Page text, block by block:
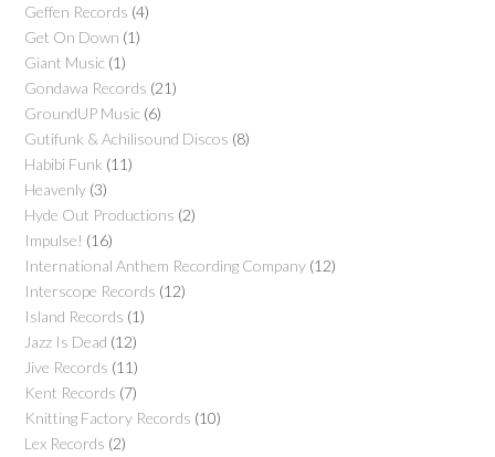
Geffen Records (4)
Get On Down (1)
Giant Music (1)
Gondawa Records (21)
GroundUP Music (6)
Gutifunk & Achilisound Discos (8)
Habibi Funk (11)
Heavenly (3)
Hyde Out Productions (2)
Impulse! (16)
International Anthem Recording Company (12)
Interscope Records (12)
Island Records (1)
Jazz Is Dead (12)
Jive Records (11)
Kent Records (7)
Knitting Factory Records (10)
Lex Records (2)